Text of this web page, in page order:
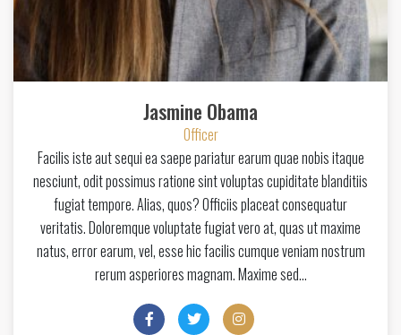
Jasmine Obama
Officer
Facilis iste aut sequi ea saepe pariatur earum quae nobis itaque
nesciunt, odit possimus ratione sint voluptas cupiditate blanditiis
fugiat tempore. Alias, quos? Officiis placeat consequatur
veritatis. Doloremque voluptate fugiat vero at, quas ut maxime
natus, error earum, vel, esse hic facilis cumque veniam nostrum
rerum asperiores magnam. Maxime sed…